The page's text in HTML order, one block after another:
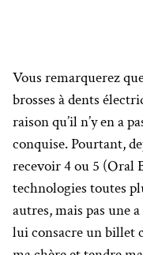
Vous remarquerez
brosses à dents
raison qu’il n’y en a
conquise. Pourtant,
recevoir 4 ou 5 (Oral
technologies toutes
autres, mais pas une
lui consacre un billet